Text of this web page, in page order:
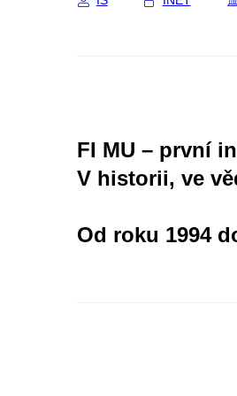
FI MU – první
V historii, ve
Od roku 1994